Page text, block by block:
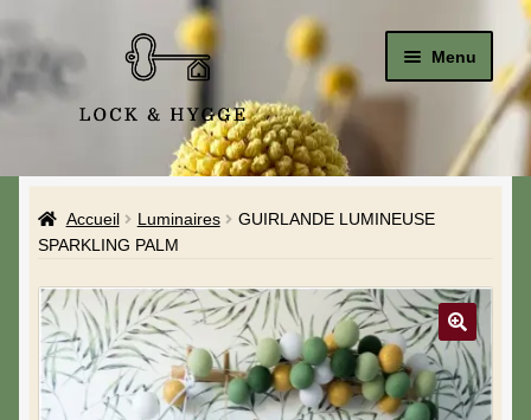
Menu
Le Studio
La Boutique
A propos de moi
Mon compte
Accueil Luminaires
GUIRLANDE LUMINEUSE
SPARKLING PALM